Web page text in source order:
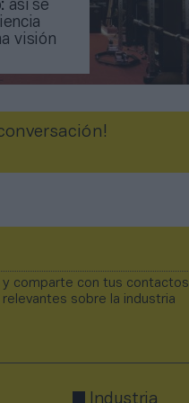
así se
visión
y comparte con tus contactos
sobre la industria
Industria